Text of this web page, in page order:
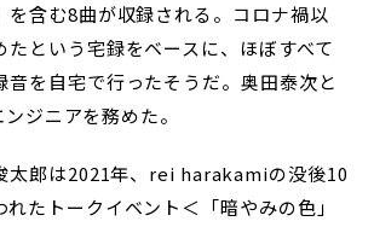
を含む8曲が収録される。コロナ禍以
たという宅録をベースに、ほぼすべて
音を自宅で行ったそうだ。奥田泰次と
ジニアを務めた。
太郎は2021年、rei harakamiの没後10
たトークイベント＜「暗やみの色」